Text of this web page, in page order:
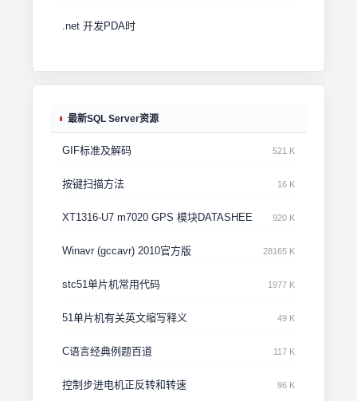
.net 开发PDA时
最新SQL Server资源
GIF标准及解码 521 K
按键扫描方法 16 K
XT1316-U7 m7020 GPS 模块DATASHEE 920 K
Winavr (gccavr) 2010官方版 28165 K
stc51单片机常用代码 1977 K
51单片机有关英文缩写释义 49 K
C语言经典例题百道 117 K
控制步进电机正反转和转速 96 K